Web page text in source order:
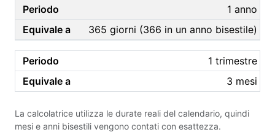
1 anno
365 giorni (366 in un anno bisestile)
1 trimestre
3 mesi
La calcolatrice utilizza le durate reali del calendario, quindi
mesi e anni bisestili vengono contati con esattezza.